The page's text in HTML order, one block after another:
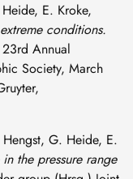
E. Kroke,
conditions.
Annual
Society, March
G. Heide, E.
the pressure range